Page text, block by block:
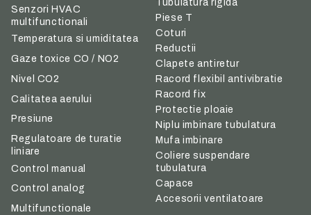
Senzori HVAC
multifunctionali
Temperatura si umiditatea
Gaze toxice CO / NO2
Nivel CO2
Calitatea aerului
Presiune
Regulatoare de turatie
liniare
Control manual
Control analog
Multifunctionale
Tubulatura rigida
Piese T
Coturi
Reductii
Clapete antiretur
Racord flexibil antivibratie
Racord fix
Protectie ploaie
Niplu imbinare tubulatura
Mufa imbinare
Coliere suspendare
tubulatura
Capace
Accesorii ventilatoare